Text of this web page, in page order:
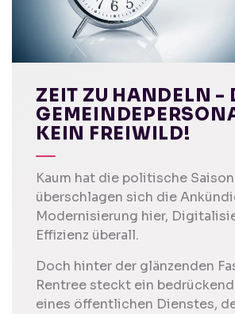
ZEIT ZU HANDELN -
KEIN FREIWILD!
Kaum hat die politische
überschlagen sich die
Modernisierung hier,
Effizienz überall.
Doch hinter der glänzenden
Rentree steckt ein
eines öffentlichen Dienstes,